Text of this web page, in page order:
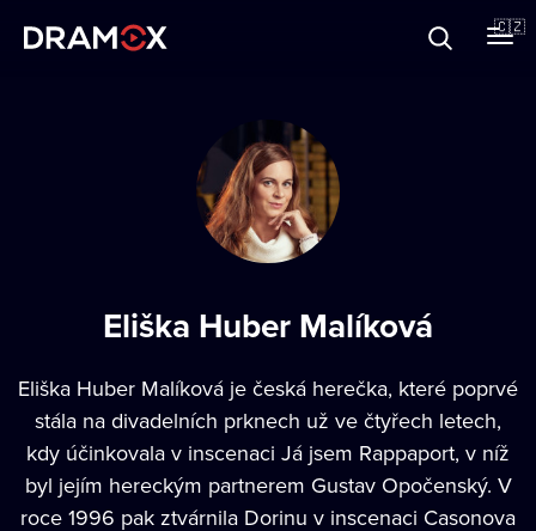
🇨🇿
Eliška Huber Malíková
Eliška Huber Malíková je česká herečka, které poprvé
stála na divadelních prknech už ve čtyřech letech,
kdy účinkovala v inscenaci Já jsem Rappaport, v níž
byl jejím hereckým partnerem Gustav Opočenský. V
roce 1996 pak ztvárnila Dorinu v inscenaci Casonova